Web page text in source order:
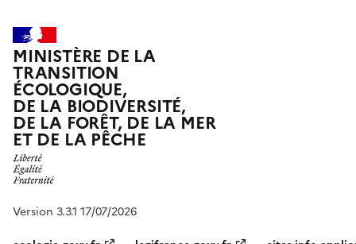
MINISTÈRE DE LA
TRANSITION
ÉCOLOGIQUE,
DE LA BIODIVERSITÉ,
DE LA FORÊT, DE LA MER
ET DE LA PÊCHE
Version 3.3.1 17/07/2026